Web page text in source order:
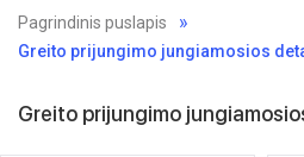
Pagrindinis puslapis
Greito prijungimo jungiamosios
Greito prijungimo